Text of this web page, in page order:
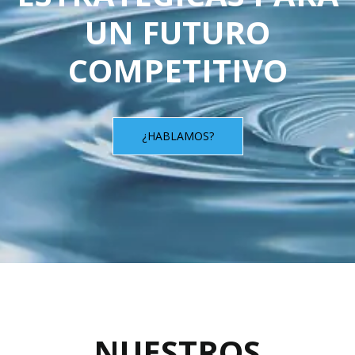
UN FUTURO
COMPETITIVO
¿HABLAMOS?